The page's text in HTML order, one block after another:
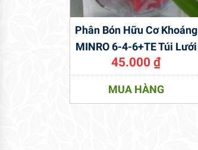
Phân Bón Hữu Cơ Khoáng
MINRO 6-4-6+TE Túi Lưới
45.000₫
MUA HÀNG